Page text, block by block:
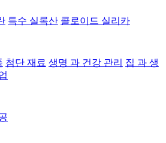
특수 실록산 콜로이드 실리카
첨단 재료 생명 과 건강 관리 집 과 생